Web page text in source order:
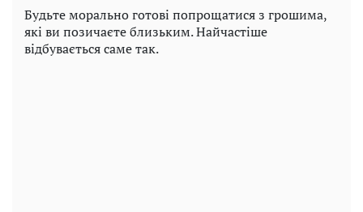
Будьте морально готові попрощатися з грошима,
які ви позичаєте близьким. Найчастіше
відбувається саме так.